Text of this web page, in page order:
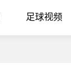
足球视频